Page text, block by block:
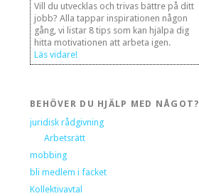
Vill du utvecklas och trivas bättre på ditt
jobb? Alla tappar inspirationen någon
gång, vi listar 8 tips som kan hjälpa dig
hitta motivationen att arbeta igen.
Läs vidare!
BEHÖVER DU HJÄLP MED NÅGOT?
juridisk rådgivning
Arbetsrätt
mobbing
bli medlem i facket
Kollektivavtal